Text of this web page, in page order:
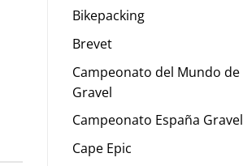
Bikepacking
Brevet
Campeonato del Mundo de
Gravel
Campeonato España Gravel
Cape Epic